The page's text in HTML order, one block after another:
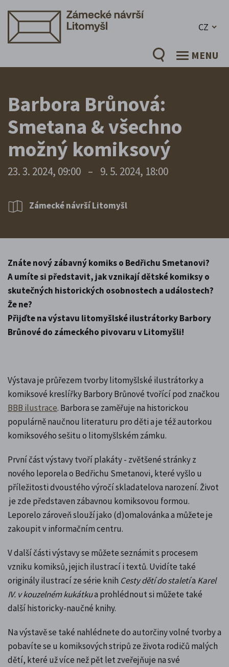
CZ
MENU
Barbora Brůnová:
Smetana & všechno
možný komiksový
23. 3. 2024, 09:00 – 9. 5. 2024, 18:00
Zámecké návrší Litomyšl
Znáte nový zábavný komiks o Bedřichu Smetanovi?
A umíte si představit, jak vznikají dětské komiksy o
skutečných historických osobnostech a událostech?
Že ne?
Přijďte na výstavu litomyšlské ilustrátorky Barbory
Brůnové do zámeckého pivovaru v Litomyšli!
Výstava je průřezem tvorby litomyšlské ilustrátorky a
komiksové kreslířky Barbory Brůnové tvořící pod značkou
BBB ilustrace. Barbora se zaměřuje na historickou
populárně naučnou literaturu pro děti a je též autorkou
komiksového sešitu o litomyšlském zámku.
První část výstavy tvoří plakáty - zvětšené stránky z
nového leporela o Bedřichu Smetanovi, které vyšlo u
příležitosti dvoustého výročí skladatelova narození. Život
je zde představen zábavnou komiksovou formou.
Leporelo zároveň slouží jako (d)omalovánka a můžete je
zakoupit v informačním centru.
V další části výstavy se můžete seznámit s procesem
vzniku komiksů, jejich ilustrací i textů. Uvidíte také
originály ilustrací ze série knih Cesty dětí do staletía Karel
IV. v kouzelném kukátkua prohlédnout si můžete také
další historicky-naučné knihy.
Na výstavě se také nahlédnete do autorčiny volné tvorby a
pobavíte se u komiksových stripů ze života rodičů malých
dětí, které už více než pět let zveřejňuje na své